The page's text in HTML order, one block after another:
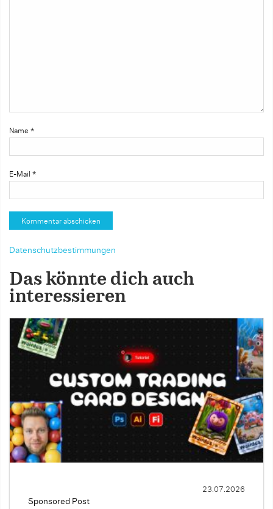
Name *
E-Mail *
Datenschutzbestimmungen
Das könnte dich auch
interessieren
Sponsored Post
23.07.2026